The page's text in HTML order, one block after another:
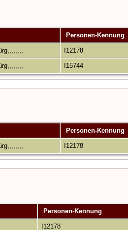
Personen-Kennung
I12178
I15744
Personen-Kennung
I12178
Personen-Kennung
I12178